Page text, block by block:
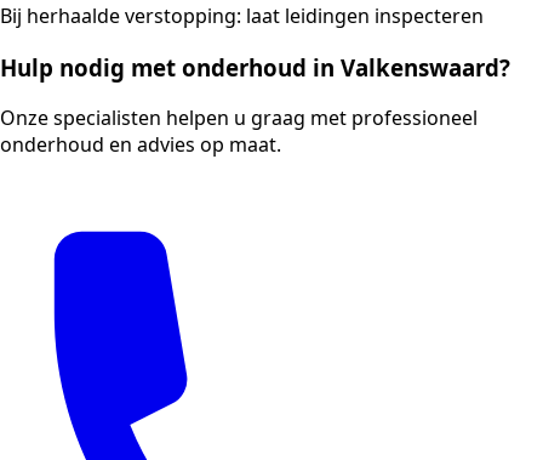
Bij herhaalde verstopping: laat leidingen inspecteren
Hulp nodig met onderhoud in Valkenswaard?
Onze specialisten helpen u graag met professioneel
onderhoud en advies op maat.